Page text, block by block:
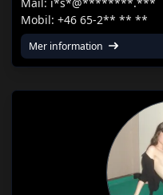
Mobil: +46 65-2** ** **
Mer information